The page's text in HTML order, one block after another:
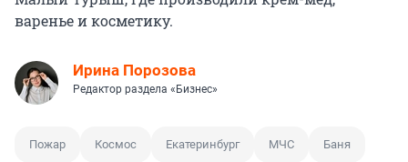
варенье и косметику.
Ирина Порозова
Редактор раздела «Бизнес»
Пожар Космос Екатеринбург МЧС Баня